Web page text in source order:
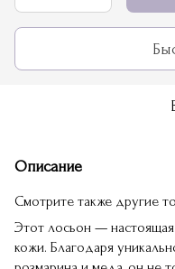
Описание
Смотрите также другие
Этот лосьон —
кожи. Благодаря